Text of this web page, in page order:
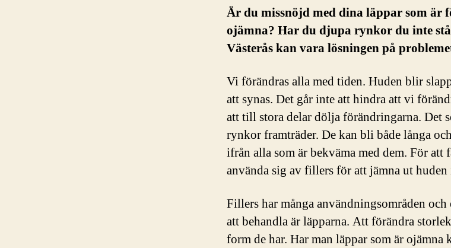
Är du missnöjd med dina läppar som är
ojämna? Har du djupa rynkor du inte
Västerås kan vara lösningen på
Vi förändras alla med tiden. Huden blir
att synas. Det går inte att hindra att vi
att till stora delar dölja förändringarna. Det
rynkor framträder. De kan bli både långa
ifrån alla som är bekväma med dem. För att
använda sig av fillers för att jämna ut huden
Fillers har många användningsområden
att behandla är läpparna. Att förändra
form de har. Har man läppar som är ojämna